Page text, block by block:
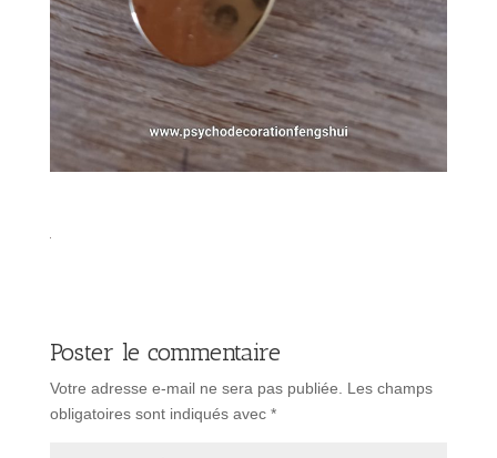
Poster le commentaire
Votre adresse e-mail ne sera pas publiée. Les champs
obligatoires sont indiqués avec *